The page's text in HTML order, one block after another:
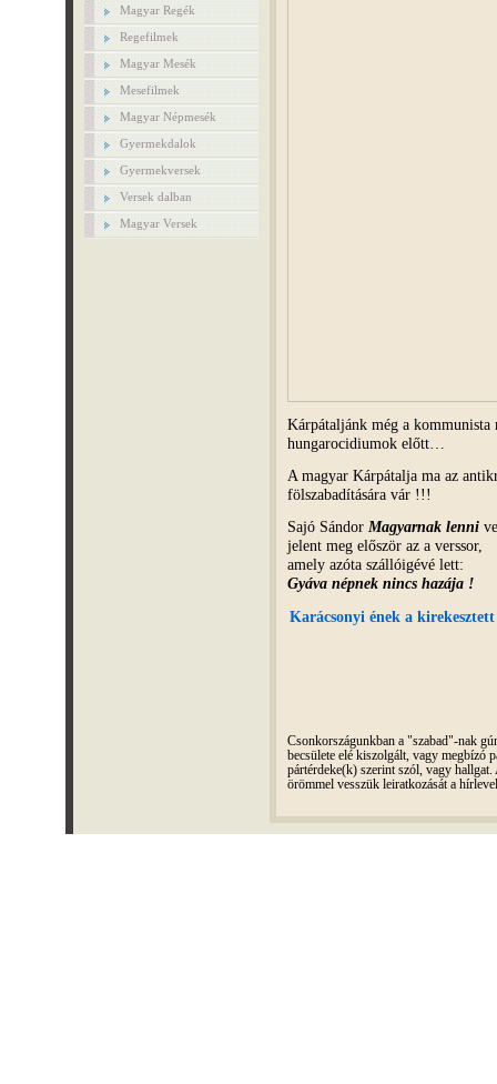
Magyar Regék
Regefilmek
Magyar Mesék
Mesefilmek
Magyar Népmesék
Gyermekdalok
Gyermekversek
Versek dalban
Magyar Versek
Kárpátaljánk még a kommunista
hungarocidiumok előtt…
A magyar Kárpátalja ma az
fölszabadítására vár !!!
Sajó Sándor Magyarnak lenni
jelent meg először az a verssor,
amely azóta szállóigévé lett:
Gyáva népnek nincs hazája !
Karácsonyi ének a
Csonkországunkban a "szabad"-nak
becsülete elé kiszolgált, vagy megbízó
pártérdeke(k) szerint szól, vagy
örömmel vesszük leiratkozását a